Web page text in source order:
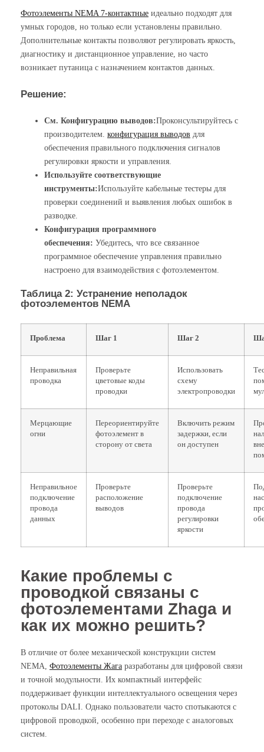
Фотоэлементы NEMA 7-контактные идеально подходят для
умных городов, но только если установлены правильно.
Дополнительные контакты позволяют регулировать яркость,
диагностику и дистанционное управление, но часто
возникает путаница с назначением контактов данных.
Решение:
См. Конфигурацию выводов:Проконсультируйтесь с
производителем. конфигурация выводов для
обеспечения правильного подключения сигналов
регулировки яркости и управления.
Используйте соответствующие
инструменты:Используйте кабельные тестеры для
проверки соединений и выявления любых ошибок в
разводке.
Конфигурация программного
обеспечения: Убедитесь, что все связанное
программное обеспечение управления правильно
настроено для взаимодействия с фотоэлементом.
Таблица 2: Устранение неполадок
фотоэлементов NEMA
Проблема Шаг 1 Шаг 2
Неправильная
проводка
Проверьте
цветовые коды
проводки
Использовать
схему
электропроводки
Мерцающие
огни
Переориентируйте
фотоэлемент в
сторону от света
Включить режим
задержки, если
он доступен
Неправильное
подключение
провода
данных
Проверьте
расположение
выводов
Проверьте
подключение
провода
регулировки
яркости
Какие проблемы с
проводкой связаны с
фотоэлементами Zhaga и
как их можно решить?
В отличие от более механической конструкции систем
NEMA, Фотоэлементы Жага разработаны для цифровой связи
и точной модульности. Их компактный интерфейс
поддерживает функции интеллектуального освещения через
протоколы DALI. Однако пользователи часто спотыкаются с
цифровой проводкой, особенно при переходе с аналоговых
систем.